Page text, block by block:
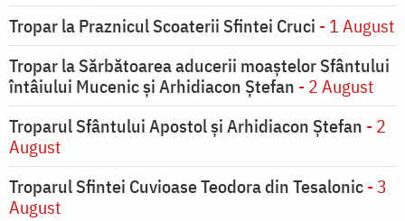
Tropar la Praznicul Scoaterii Sfintei Cruci - 1 August
Tropar la Sărbătoarea aducerii moaştelor Sfântului
întâiului Mucenic şi Arhidiacon Ştefan - 2 August
Troparul Sfântului Apostol și Arhidiacon Ștefan - 2
August
Troparul Sfintei Cuvioase Teodora din Tesalonic- 3
August